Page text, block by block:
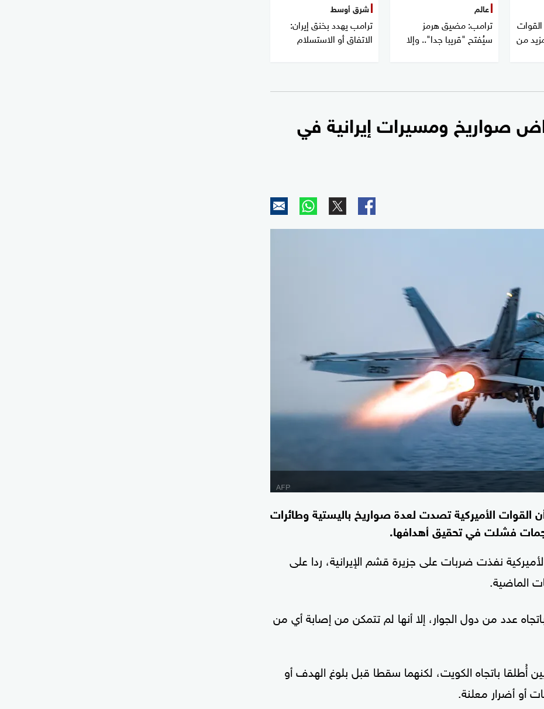
من
عالم
ترامب: مضيق هرمز
سيُفتح "قريبا جدا".. وإلا
شرق أوسط
ترامب يهدد بخنق إيران:
الاتفاق أو الاستسلام
صواريخ ومسيرات إيرانية في
أن القوات الأميركية تصدت لعدة صواريخ باليستية وطائرات
فشلت في تحقيق أهدافها.
نفذت ضربات على جزيرة قشم الإيرانية، ردا على
الماضية.
عدد من دول الجوار، إلا أنها لم تتمكن من إصابة أي من
أُطلقا باتجاه الكويت، لكنهما سقطا قبل بلوغ الهدف أو
أو أضرار معلنة.